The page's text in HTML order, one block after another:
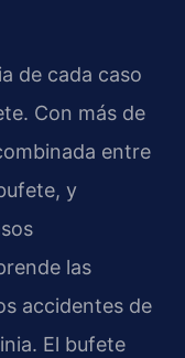
de cada caso
Con más de
entre
y
las
accidentes de
El bufete